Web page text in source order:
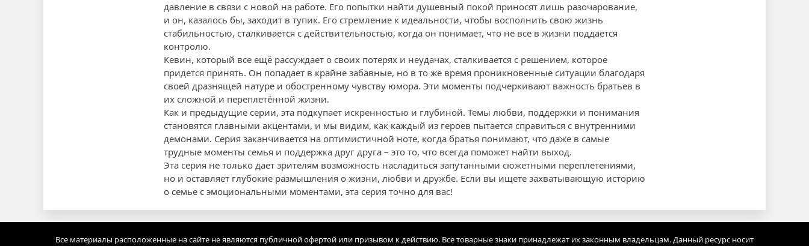
давление в связи с новой на работе. Его попытки найти душевный покой приносят лишь разочарование,
и он, казалось бы, заходит в тупик. Его стремление к идеальности, чтобы восполнить свою жизнь
стабильностью, сталкивается с действительностью, когда он понимает, что не все в жизни поддается
контролю.
Кевин, который все ещё рассуждает о своих потерях и неудачах, сталкивается с решением, которое
придется принять. Он попадает в крайне забавные, но в то же время проникновенные ситуации благодаря
своей дразнящей натуре и обостренному чувству юмора. Эти моменты подчеркивают важность братьев в
их сложной и переплетённой жизни.
Как и предыдущие серии, эта подкупает искренностью и глубиной. Темы любви, поддержки и понимания
становятся главными акцентами, и мы видим, как каждый из героев пытается справиться с внутренними
демонами. Серия заканчивается на оптимистичной ноте, когда братья понимают, что даже в самые
трудные моменты семья и поддержка друг друга – это то, что всегда поможет найти выход.
Эта серия не только дает зрителям возможность насладиться запутанными сюжетными переплетениями,
но и оставляет глубокие размышления о жизни, любви и дружбе. Если вы ищете захватывающую историю
о семье с эмоциональными моментами, эта серия точно для вас!
Все материалы расположенные на сайте не являются публичной офертой или призывом к действию. Все товарные знаки принадлежат их законным владельцам. Данный ресурс носит